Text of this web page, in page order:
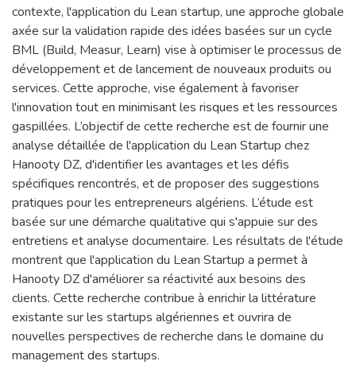
contexte, l'application du Lean startup, une approche globale
axée sur la validation rapide des idées basées sur un cycle
BML (Build, Measur, Learn) vise à optimiser le processus de
développement et de lancement de nouveaux produits ou
services. Cette approche, vise également à favoriser
l'innovation tout en minimisant les risques et les ressources
gaspillées. L’objectif de cette recherche est de fournir une
analyse détaillée de l'application du Lean Startup chez
Hanooty DZ, d'identifier les avantages et les défis
spécifiques rencontrés, et de proposer des suggestions
pratiques pour les entrepreneurs algériens. L’étude est
basée sur une démarche qualitative qui s'appuie sur des
entretiens et analyse documentaire. Les résultats de l'étude
montrent que l'application du Lean Startup a permet à
Hanooty DZ d'améliorer sa réactivité aux besoins des
clients. Cette recherche contribue à enrichir la littérature
existante sur les startups algériennes et ouvrira de
nouvelles perspectives de recherche dans le domaine du
management des startups.